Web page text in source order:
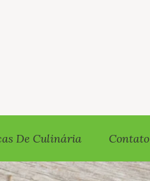
De Culinária Contato